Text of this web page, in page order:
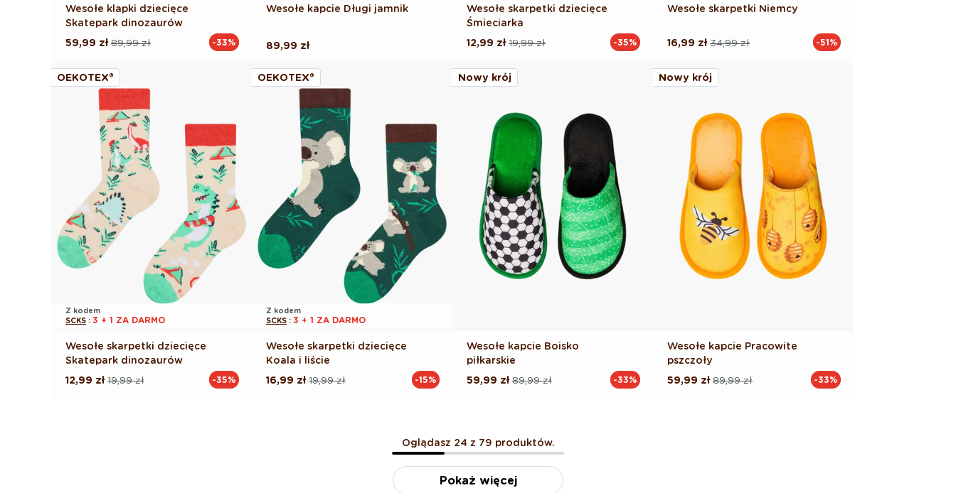
Wesołe klapki dziecięce
Skatepark dinozaurów
Cena
89,99 zł
Cena
59,99 zł -33%
Wesołe kapcie Długi jamnik
Cena
89,99 zł
Wesołe skarpetki dziecięce
Śmieciarka
Cena
19,99 zł
Cena
12,99 zł -35%
Wesołe skarpetki Niemcy
Cena
34,99 zł
Cena
16,99 zł -51%
OEKOTEX®
Z kodem
SCKS : 3 + 1 ZA DARMO
Wesołe skarpetki dziecięce
Skatepark dinozaurów
Cena
19,99 zł
Cena
12,99 zł -35%
OEKOTEX®
Z kodem
SCKS : 3 + 1 ZA DARMO
Wesołe skarpetki dziecięce
Koala i liście
Cena
19,99 zł
Cena
16,99 zł -15%
Nowy krój
Wesołe kapcie Boisko
piłkarskie
Cena
89,99 zł
Cena
59,99 zł -33%
Nowy krój
Wesołe kapcie Pracowite
pszczoły
Cena
89,99 zł
Cena
59,99 zł -33%
Oglądasz 24 z 79 produktów.
Pokaż więcej